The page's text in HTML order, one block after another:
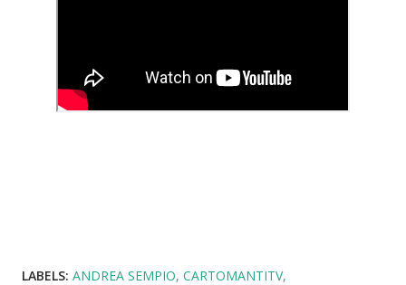
LABELS: ANDREA SEMPIO CARTOMANTITV